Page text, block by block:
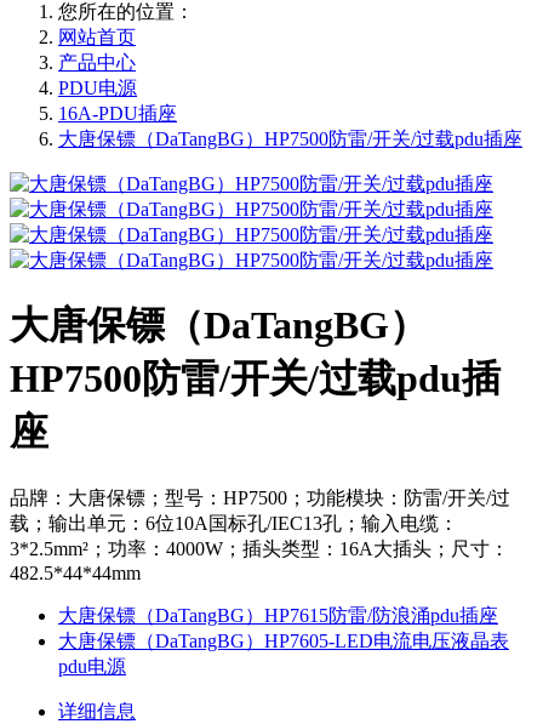
您所在的位置：
网站首页
产品中心
PDU电源
16A-PDU插座
大唐保镖（DaTangBG）HP7500防雷/开关/过载pdu插座
大唐保镖（DaTangBG）
HP7500防雷/开关/过载pdu插
座
品牌：大唐保镖；型号：HP7500；功能模块：防雷/开关/过
载；输出单元：6位10A国标孔/IEC13孔；输入电缆：
3*2.5mm²；功率：4000W；插头类型：16A大插头；尺寸：
482.5*44*44mm
大唐保镖（DaTangBG）HP7615防雷/防浪涌pdu插座
大唐保镖（DaTangBG）HP7605-LED电流电压液晶表
pdu电源
详细信息